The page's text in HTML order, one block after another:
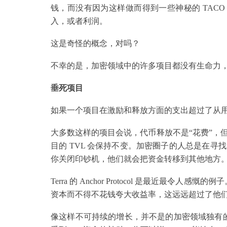
钱，而没有因为这样做而得到一些神秘的
入，或者利润。
这是奇怪的概念，对吗？
不幸的是，加密领域中的许多项目都没有生命力
垂死项目
如果一个项目在激励和释放方面的支出超过了从
大多数这样的项目会说，代币释放不是“花费”
目的 TVL 会保持不变。加密圈子的人总是在寻
你关闭印钞机，他们就会把资金转移到其他地方
Terra 的 Anchor Protocol 是最近最令人感慨的例
资本而不得不花钱夸大收益率，这远远超过了他
像这样不可持续的增长，并不是的加密领域独有